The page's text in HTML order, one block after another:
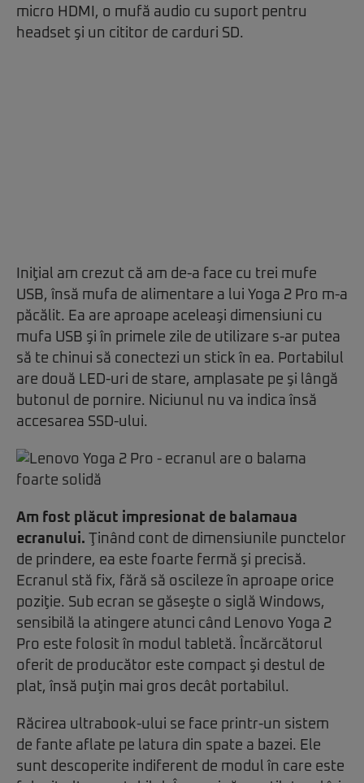
micro HDMI, o mufă audio cu suport pentru
headset şi un cititor de carduri SD.
Iniţial am crezut că am de-a face cu trei mufe
USB, însă mufa de alimentare a lui Yoga 2 Pro m-a
păcălit. Ea are aproape aceleaşi dimensiuni cu
mufa USB şi în primele zile de utilizare s-ar putea
să te chinui să conectezi un stick în ea. Portabilul
are două LED-uri de stare, amplasate pe şi lângă
butonul de pornire. Niciunul nu va indica însă
accesarea SSD-ului.
Am fost plăcut impresionat de balamaua
ecranului.
Ţinând cont de dimensiunile punctelor
de prindere, ea este foarte fermă şi precisă.
Ecranul stă fix, fără să oscileze în aproape orice
poziţie. Sub ecran se găseşte o siglă Windows,
sensibilă la atingere atunci când Lenovo Yoga 2
Pro este folosit în modul tabletă. Încărcătorul
oferit de producător este compact şi destul de
plat, însă puţin mai gros decât portabilul.
Răcirea ultrabook-ului se face printr-un sistem
de fante aflate pe latura din spate a bazei. Ele
sunt descoperite indiferent de modul în care este